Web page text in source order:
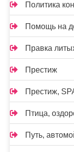
Политика
Помощь на
Правка
Престиж
Престиж,
Птица,
Путь,